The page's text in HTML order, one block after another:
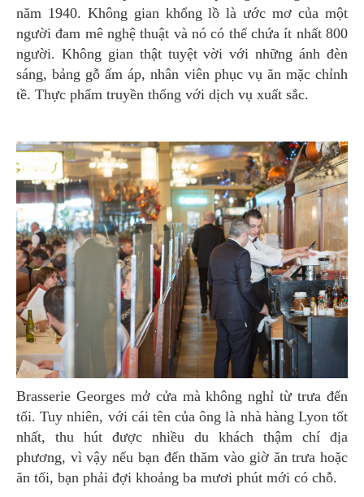
năm 1940. Không gian khổng lồ là ước mơ của một
người đam mê nghệ thuật và nó có thể chứa ít nhất 800
người. Không gian thật tuyệt vời với những ánh đèn
sáng, bảng gỗ ấm áp, nhân viên phục vụ ăn mặc chỉnh
tề. Thực phẩm truyền thống với dịch vụ xuất sắc.
Brasserie Georges mở cửa mà không nghỉ từ trưa đến
tối. Tuy nhiên, với cái tên của ông là nhà hàng Lyon tốt
nhất, thu hút được nhiều du khách thậm chí địa
phương, vì vậy nếu bạn đến thăm vào giờ ăn trưa hoặc
ăn tối, bạn phải đợi khoảng ba mươi phút mới có chỗ.